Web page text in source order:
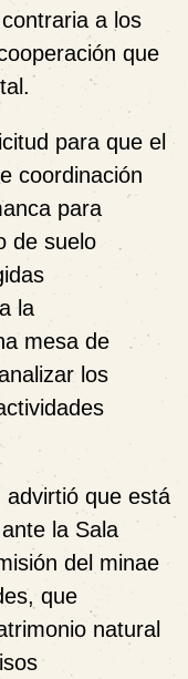
a los
que
para que el
coordinación
para
de suelo
la
mesa de
los
advirtió que está
la Sala
del minae
que
natural